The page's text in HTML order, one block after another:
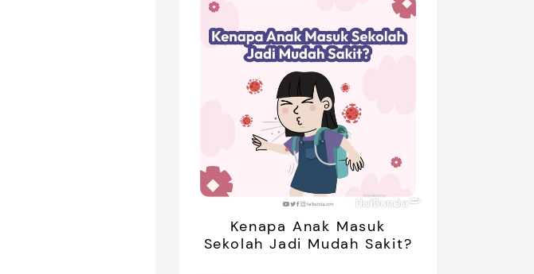
Kenapa Anak Masuk
Sekolah Jadi Mudah Sakit?